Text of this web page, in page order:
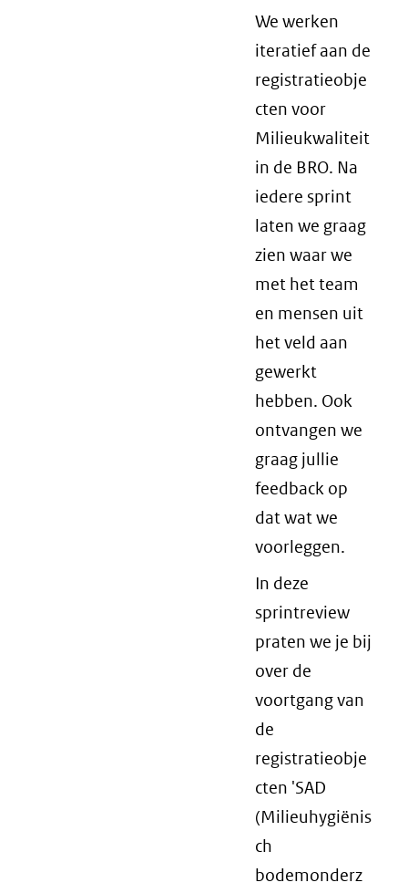
We werken
iteratief aan de
registratieobje
cten voor
Milieukwaliteit
in de BRO. Na
iedere sprint
laten we graag
zien waar we
met het team
en mensen uit
het veld aan
gewerkt
hebben. Ook
ontvangen we
graag jullie
feedback op
dat wat we
voorleggen.
In deze
sprintreview
praten we je bij
over de
voortgang van
de
registratieobje
cten 'SAD
(Milieuhygiënis
ch
bodemonderz